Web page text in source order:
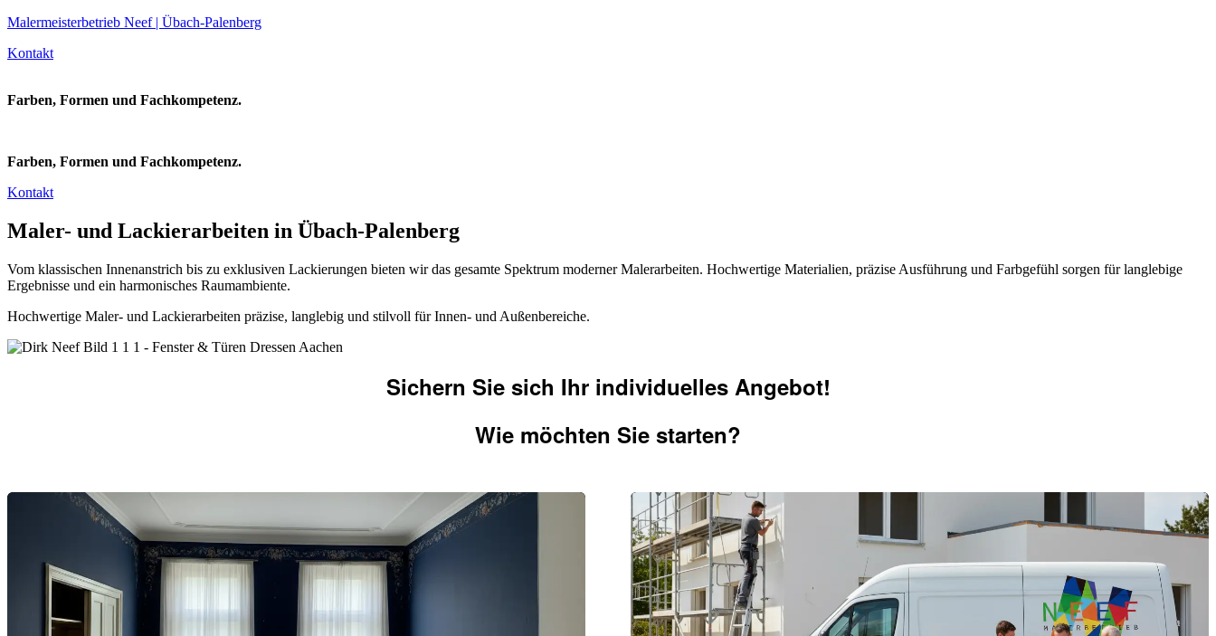
Malermeisterbetrieb Neef | Übach-Palenberg
Kontakt
Farben, Formen und Fachkompetenz.
Farben, Formen und Fachkompetenz.
Kontakt
Maler- und Lackierarbeiten in Übach-Palenberg
Vom klassischen Innenanstrich bis zu exklusiven Lackierungen bieten wir das gesamte Spektrum moderner Malerarbeiten. Hochwertige Materialien, präzise Ausführung und Farbgefühl sorgen für langlebige
Ergebnisse und ein harmonisches Raumambiente.
Hochwertige Maler- und Lackierarbeiten präzise, langlebig und stilvoll für Innen- und Außenbereiche.